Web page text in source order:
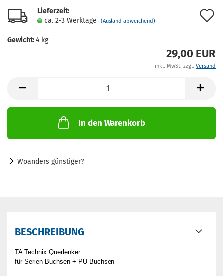
Lieferzeit:
ca. 2-3 Werktage
(Ausland abweichend)
Gewicht:4 kg
29,00 EUR
inkl. MwSt. zzgl. Versand
In den Warenkorb
Woanders günstiger?
BESCHREIBUNG
TA Technix Querlenker
für Serien-Buchsen + PU-Buchsen